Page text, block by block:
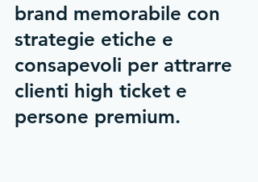
brand memorabile con
strategie etiche e
consapevoli per attrarre
clienti high ticket e
persone premium.